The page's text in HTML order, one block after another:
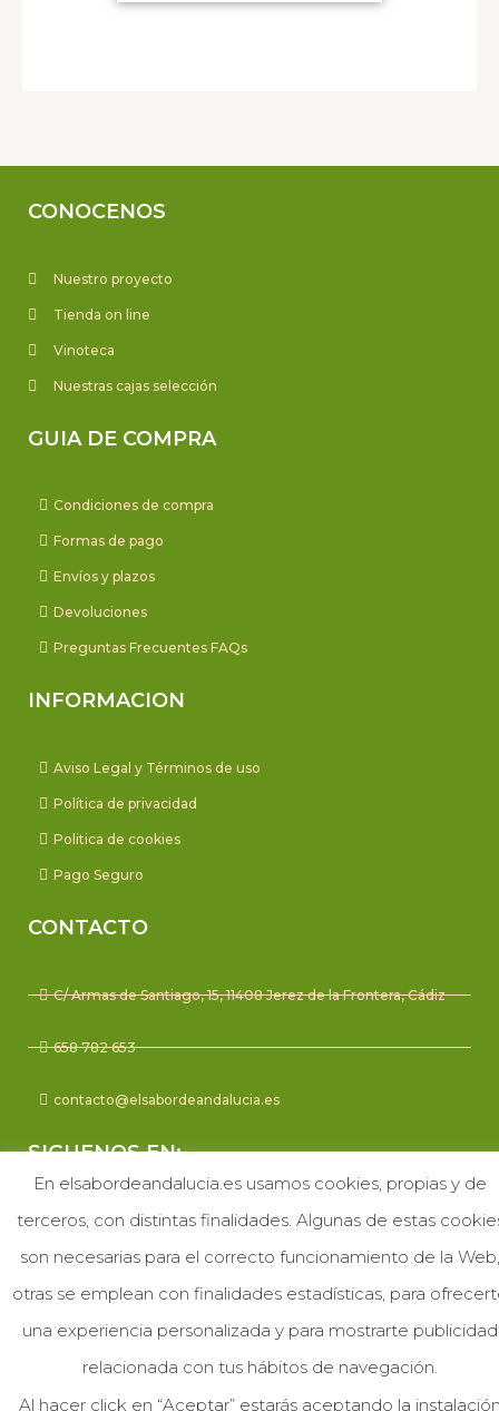
Valorado
CONOCENOS
Nuestro proyecto
Tienda on line
Vinoteca
Nuestras cajas selección
GUIA DE COMPRA
Condiciones de compra
Formas de pago
Envíos y plazos
Devoluciones
Preguntas Frecuentes FAQs
INFORMACION
Aviso Legal y Términos de uso
Política de privacidad
Politica de cookies
Pago Seguro
CONTACTO
C/ Armas de Santiago, 15, 11408 Jerez de la Frontera, Cádiz
658 782 653
contacto@elsabordeandalucia.es
SIGUENOS EN:
F
a
c
e
b
I
n
s
t
a
ENVIOS SEGUROS CON:
En elsabordeandalucia.es usamos cookies, propias y de
terceros, con distintas finalidades. Algunas de estas
son necesarias para el correcto funcionamiento de la Web,
otras se emplean con finalidades estadísticas, para
una experiencia personalizada y para mostrarte publicidad
relacionada con tus hábitos de navegación.
Al hacer click en “Aceptar” estarás aceptando la